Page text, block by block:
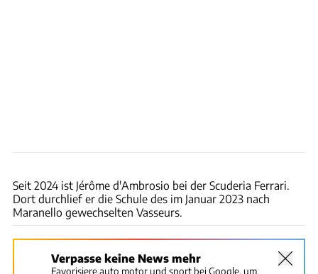
Seit 2024 ist Jérôme d'Ambrosio bei der Scuderia Ferrari.
Dort durchlief er die Schule des im Januar 2023 nach
Maranello gewechselten Vasseurs.
Verpasse keine News mehr
Favorisiere auto motor und sport bei Google, um